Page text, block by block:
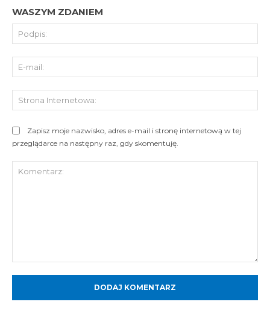
WASZYM ZDANIEM
Zapisz moje nazwisko, adres e-mail i stronę internetową w tej
przeglądarce na następny raz, gdy skomentuję.